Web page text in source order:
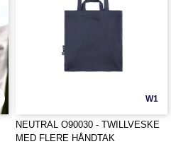
W1
NEUTRAL O90030 - TWILLVESKE
MED FLERE HÅNDTAK